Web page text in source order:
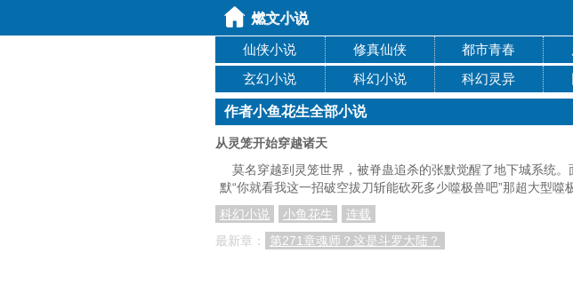
仙侠小说 修真仙侠 都市青春
玄幻小说
科幻小说 科幻灵异
作者小鱼花生全部小说
从灵笼开始穿越诸天
莫名穿越到灵笼世界，被脊蛊追杀的张默觉醒了地下城系统
默“你就看我这一招破空拔刀斩能砍死多少噬极兽吧”那超大型
科幻小说
小鱼花生
连载
最新章：
第271章魂师？这是斗罗大陆？